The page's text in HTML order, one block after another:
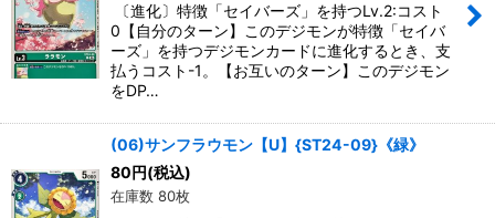
〔進化〕特徴「セイバーズ」を持つLv.2:コスト
0【自分のターン】このデジモンが特徴「セイバ
ーズ」を持つデジモンカードに進化するとき、支
払うコスト-1。【お互いのターン】このデジモン
をDP…
(06)サンフラウモン【U】{ST24-09}《緑》
80 円(税込)
在庫数 80枚